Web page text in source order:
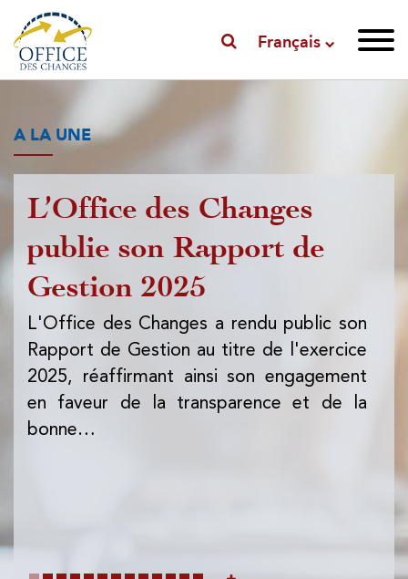
Français
A LA UNE
L’Office des Changes
publie son Rapport de
Gestion 2025
L'Office des Changes a rendu public son
Rapport de Gestion au titre de l'exercice
2025, réaffirmant ainsi son engagement
en faveur de la transparence et de la
bonne…